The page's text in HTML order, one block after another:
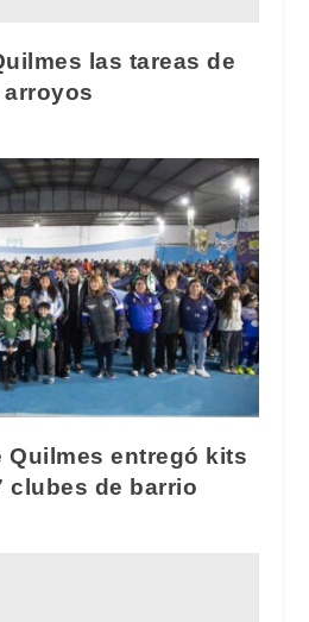
las tareas de
arroyos
Quilmes entregó kits
clubes de barrio